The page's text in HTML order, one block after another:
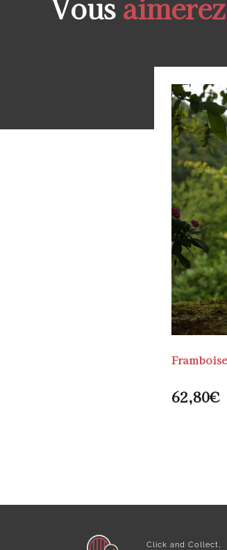
Vous aimerez
Framboise
62,80€
Click and Collect,